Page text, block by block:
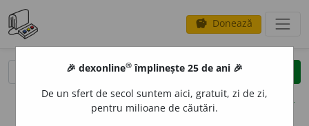
savings Donează
clear
opțiuni
🎉 dexonline® împlinește 25 de ani 🎉
De un sfert de secol suntem aici, gratuit, zi de zi,
pentru milioane de căutări.